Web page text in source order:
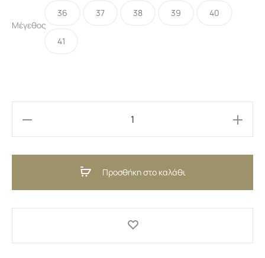
33,00 €.είναι:
Μέγεθος
36 37 38 39 40
41
Προσθήκη στο καλάθι